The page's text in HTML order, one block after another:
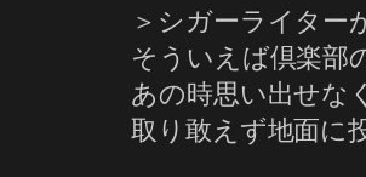
＞シガーライター
そういえば倶楽部
あの時思い出せな
取り敢えず地面に